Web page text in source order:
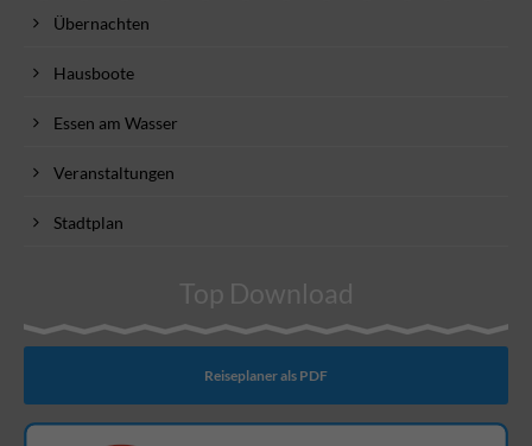
Übernachten
Hausboote
Essen am Wasser
Veranstaltungen
Stadtplan
Top Download
Reiseplaner als PDF